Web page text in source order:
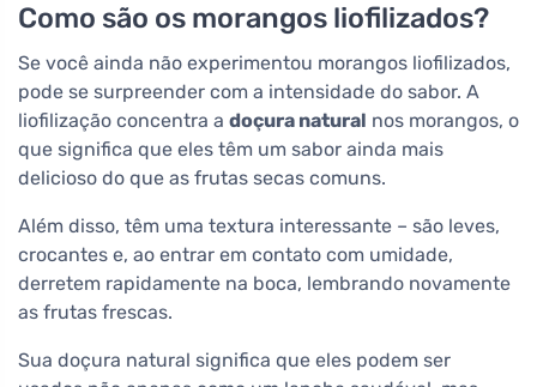
Como são os morangos liofilizados?
Se você ainda não experimentou morangos liofilizados,
pode se surpreender com a intensidade do sabor. A
liofilização concentra a doçura natural nos morangos, o
que significa que eles têm um sabor ainda mais
delicioso do que as frutas secas comuns.
Além disso, têm uma textura interessante – são leves,
crocantes e, ao entrar em contato com umidade,
derretem rapidamente na boca, lembrando novamente
as frutas frescas.
Sua doçura natural significa que eles podem ser